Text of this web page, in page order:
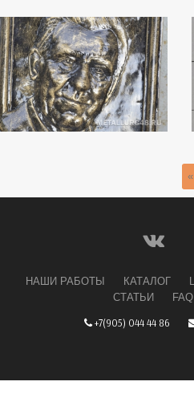
«
НАШИ РАБОТЫ КАТАЛОГ
СТАТЬИ
FAQ
+7(905) 044 44 86